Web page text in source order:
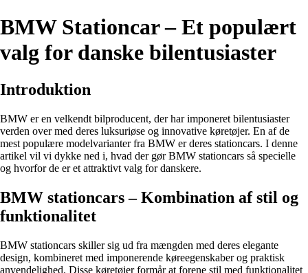
BMW Stationcar – Et populært
valg for danske bilentusiaster
Introduktion
BMW er en velkendt bilproducent, der har imponeret bilentusiaster
verden over med deres luksuriøse og innovative køretøjer. En af de
mest populære modelvarianter fra BMW er deres stationcars. I denne
artikel vil vi dykke ned i, hvad der gør BMW stationcars så specielle
og hvorfor de er et attraktivt valg for danskere.
BMW stationcars – Kombination af stil og
funktionalitet
BMW stationcars skiller sig ud fra mængden med deres elegante
design, kombineret med imponerende køreegenskaber og praktisk
anvendelighed. Disse køretøjer formår at forene stil med funktionalitet